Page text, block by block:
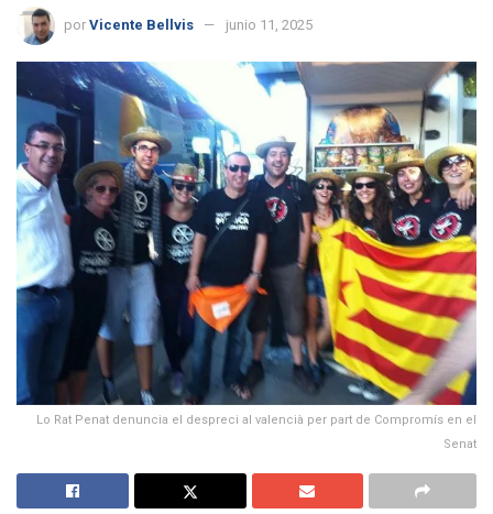
por Vicente Bellvis junio 11, 2025
Lo Rat Penat denuncia el despreci al valencià per part de Compromís en el
Senat